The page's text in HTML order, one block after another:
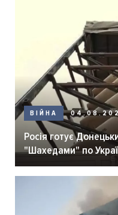
ВІЙНА
Росія готує
"Шахедами" по